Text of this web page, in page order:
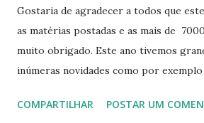
Gostaria de agradecer a todos que
as matérias postadas e as mais de
muito obrigado. Este ano tivemos
inúmeras novidades como por exemplo
do Kaiana que será lançada em 2013,
COMPARTILHAR POSTAR UM